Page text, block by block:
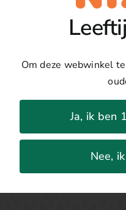
Alvaro
Castro
aantal
Details
Regio:
Dao
2023
Percentage:
Om deze webwinkel
Ja, ik ben
Nee,